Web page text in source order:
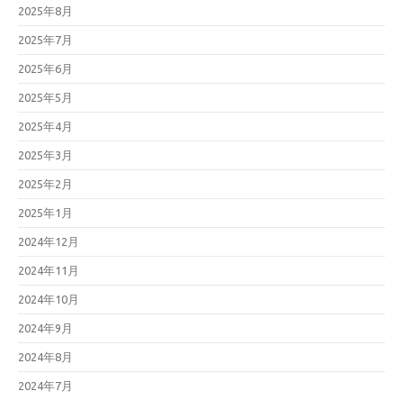
2025年8月
2025年7月
2025年6月
2025年5月
2025年4月
2025年3月
2025年2月
2025年1月
2024年12月
2024年11月
2024年10月
2024年9月
2024年8月
2024年7月